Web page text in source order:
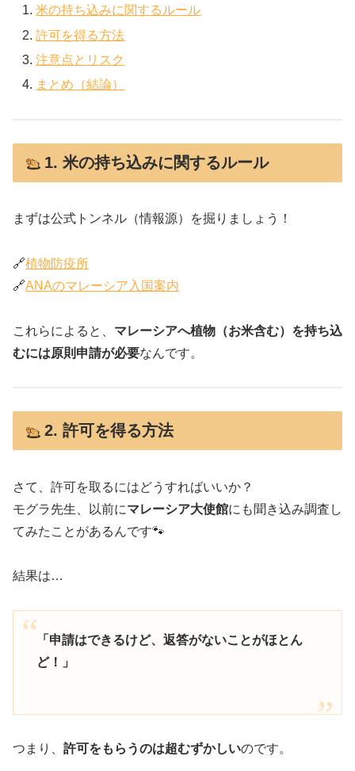
米の持ち込みに関するルール
許可を得る方法
注意点とリスク
まとめ（結論）
1. 米の持ち込みに関するルール
まずは公式トンネル（情報源）を掘りましょう！
🔗植物防疫所
🔗ANAのマレーシア入国案内
これらによると、 マレーシアへ植物（お米含む）を持ち込
むには原則申請が必要なんです。
2. 許可を得る方法
さて、許可を取るにはどうすればいいか？
モグラ先生、以前にマレーシア大使館にも聞き込み調査し
てみたことがあるんです🐾
結果は…
「申請はできるけど、返答がないことがほとん
ど！」
つまり、 許可をもらうのは超むずかしいのです。